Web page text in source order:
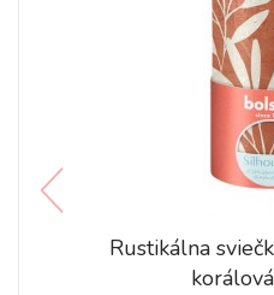
Rustikálna